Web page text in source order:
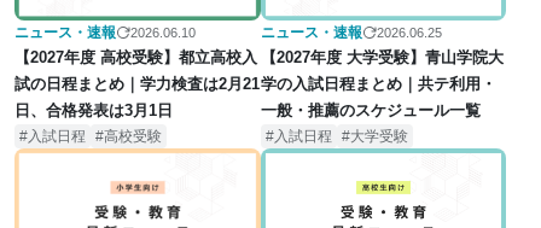
ニュース・速報 2026.06.10
【2027年度 高校受験】都立高校入
試の日程まとめ｜学力検査は2月21
日、合格発表は3月1日
入試日程 高校受験
ニュース・速報 2026.06.25
【2027年度 大学受験】青山学院大
学の入試日程まとめ｜共テ利用・
一般・推薦のスケジュール一覧
入試日程 大学受験